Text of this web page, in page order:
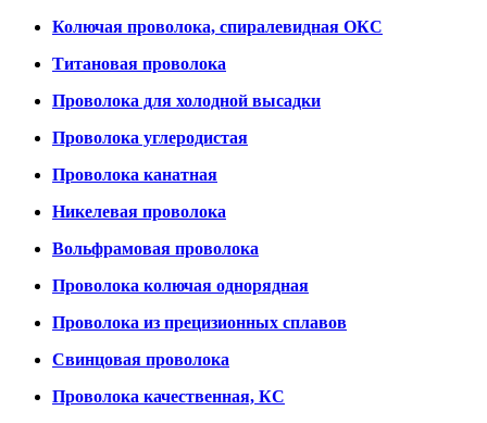
Колючая проволока, спиралевидная ОКС
Титановая проволока
Проволока для холодной высадки
Проволока углеродистая
Проволока канатная
Никелевая проволока
Вольфрамовая проволока
Проволока колючая однорядная
Проволока из прецизионных сплавов
Свинцовая проволока
Проволока качественная, КС